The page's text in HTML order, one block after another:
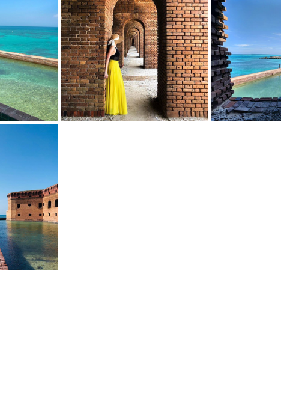
City-맛집/여행지 Brawley-맛집/여행지 Bretton Woods-맛
맛집/여행지 Buena Park-맛집/여행지 Calipatria-맛
맛집/여행지 Campton-맛집/여행지 Cascade